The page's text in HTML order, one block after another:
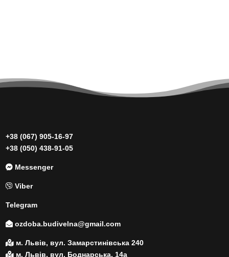
+38 (067) 905-16-97
+38 (050) 438-91-05
Messenger
Viber
Telegram
ozdoba.budivelna@gmail.com
м. Львів, вул. Замарстинівська 240
м. Львів, вул. Боднарська, 14а